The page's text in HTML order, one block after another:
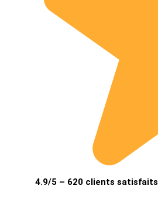
4.9/5 – 620 clients satisfaits